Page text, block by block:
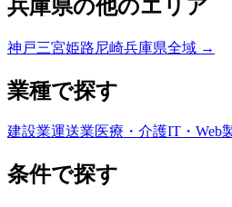
兵庫県の他のエリア
神戸三宮姫路尼崎兵庫県全域 →
業種で探す
建設業運送業医療・介護IT・Web
条件で探す